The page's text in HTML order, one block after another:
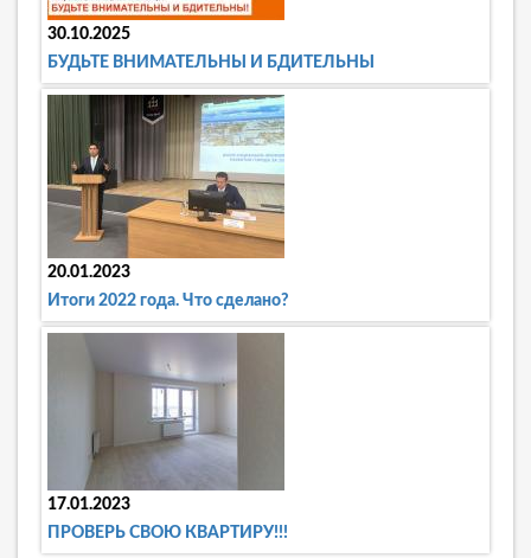
30.10.2025
БУДЬТЕ ВНИМАТЕЛЬНЫ И БДИТЕЛЬНЫ
20.01.2023
Итоги 2022 года. Что сделано?
17.01.2023
ПРОВЕРЬ СВОЮ КВАРТИРУ!!!